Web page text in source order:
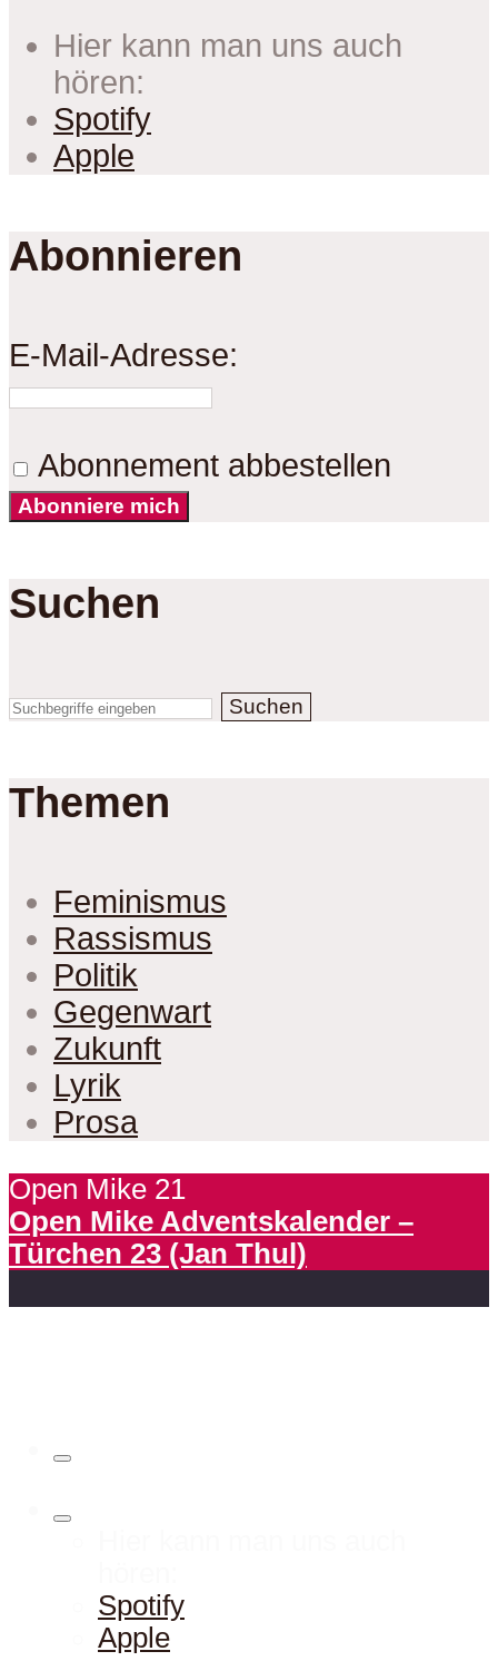
Hier kann man uns auch
hören:
Spotify
Apple
Abonnieren
E-Mail-Adresse:
Abonnement abbestellen
Abonniere mich
Suchen
Suchen
Themen
Feminismus
Rassismus
Politik
Gegenwart
Zukunft
Lyrik
Prosa
Open Mike 21
Open Mike Adventskalender –
Türchen 23 (Jan Thul)
Spotify
Apple